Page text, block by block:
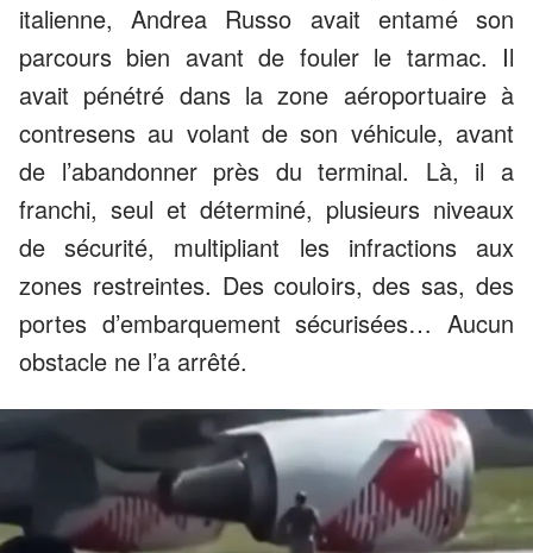
italienne, Andrea Russo avait entamé son
parcours bien avant de fouler le tarmac. Il
avait pénétré dans la zone aéroportuaire à
contresens au volant de son véhicule, avant
de l’abandonner près du terminal. Là, il a
franchi, seul et déterminé, plusieurs niveaux
de sécurité, multipliant les infractions aux
zones restreintes. Des couloirs, des sas, des
portes d’embarquement sécurisées… Aucun
obstacle ne l’a arrêté.